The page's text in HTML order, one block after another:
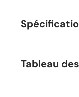
Tableau